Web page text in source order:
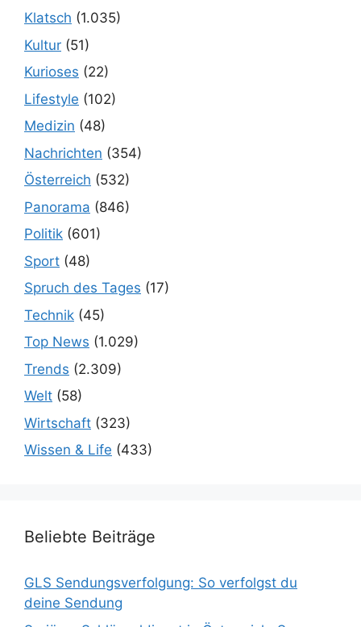
Klatsch (1.035)
Kultur (51)
Kurioses (22)
Lifestyle (102)
Medizin (48)
Nachrichten (354)
Österreich (532)
Panorama (846)
Politik (601)
Sport (48)
Spruch des Tages (17)
Technik (45)
Top News (1.029)
Trends (2.309)
Welt (58)
Wirtschaft (323)
Wissen & Life (433)
Beliebte Beiträge
GLS Sendungsverfolgung: So verfolgst du
deine Sendung